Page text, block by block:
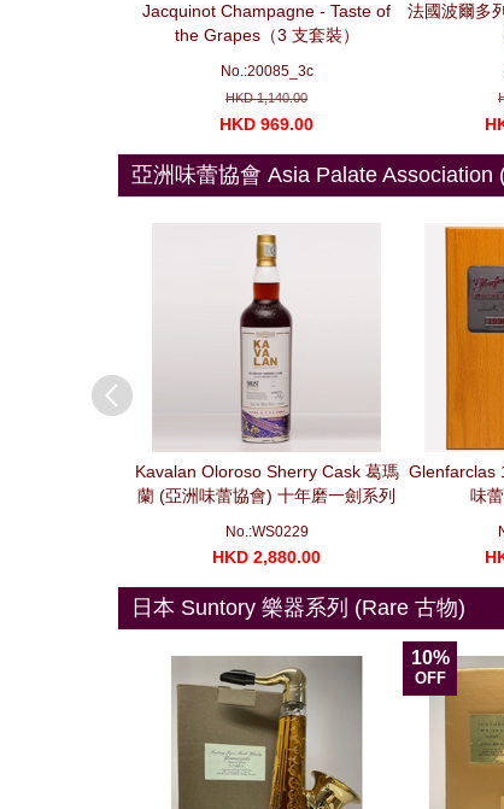
Jacquinot Champagne - Taste of
the Grapes（3 支套裝）
No.:20085_3c
HKD 1,140.00
HKD 969.00
法國波爾多
亞洲味蕾協會 Asia Palate Association
Kavalan Oloroso Sherry Cask 葛瑪
蘭 (亞洲味蕾協會) 十年磨一劍系列
No.:WS0229
HKD 2,880.00
Glenfarclas
味
日本 Suntory 樂器系列 (Rare 古物)
10%
OFF